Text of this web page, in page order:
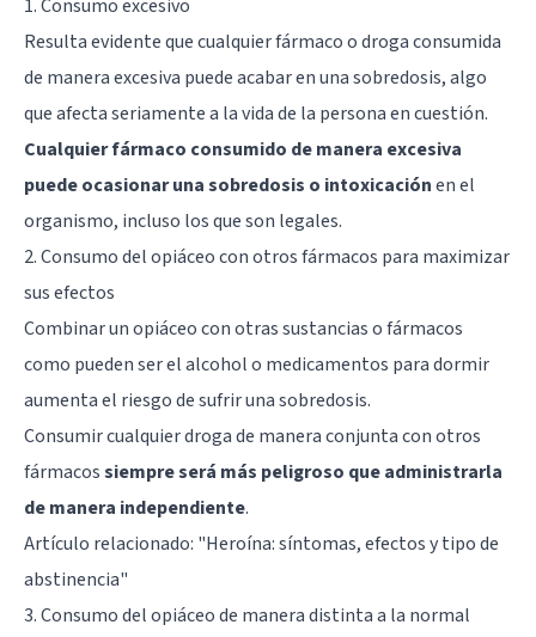
1. Consumo excesivo
Resulta evidente que cualquier fármaco o droga consumida
de manera excesiva puede acabar en una sobredosis, algo
que afecta seriamente a la vida de la persona en cuestión.
Cualquier fármaco consumido de manera excesiva
puede ocasionar una sobredosis o intoxicaciónen el
organismo, incluso los que son legales.
2. Consumo del opiáceo con otros fármacos para maximizar
sus efectos
Combinar un opiáceo con otras sustancias o fármacos
como pueden ser el alcohol o medicamentos para dormir
aumenta el riesgo de sufrir una sobredosis.
Consumir cualquier droga de manera conjunta con otros
fármacossiempre será más peligroso que administrarla
de manera independiente.
Artículo relacionado: "Heroína: síntomas, efectos y tipo de
abstinencia"
3. Consumo del opiáceo de manera distinta a la normal